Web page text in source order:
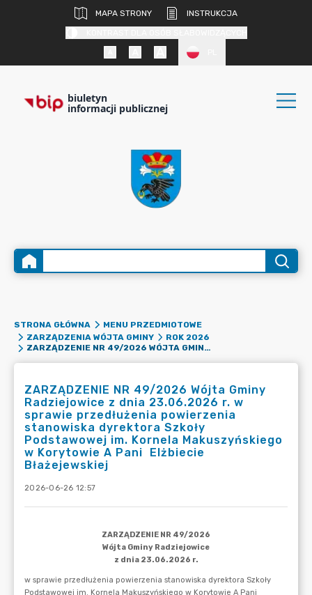
MAPA STRONY
INSTRUKCJA
biuletyn
informacji publicznej
STRONA GŁÓWNA
MENU PRZEDMIOTOWE
ZARZĄDZENIA WÓJTA GMINY
ROK 2026
ZARZĄDZENIE NR 49/2026 WÓJTA GMINY RADZIEJOWICE Z DNIA 23.06.2026 R. W SPRAWIE PRZEDŁUŻENIA POWIERZENIA STANOWISKA DYREKTORA SZKOŁY PODSTAWOWEJ IM. KORNELA MAKUSZYŃSKIEGO W KORYTOWIE A PANI ELŻBIECIE BŁAŻEJEWSKIEJ
ZARZĄDZENIE NR 49/2026 Wójta Gminy
Radziejowice z dnia 23.06.2026 r. w
sprawie przedłużenia powierzenia
stanowiska dyrektora Szkoły
Podstawowej im. Kornela Makuszyńskiego
w Korytowie A Pani Elżbiecie
Błażejewskiej
2026-06-26 12:57